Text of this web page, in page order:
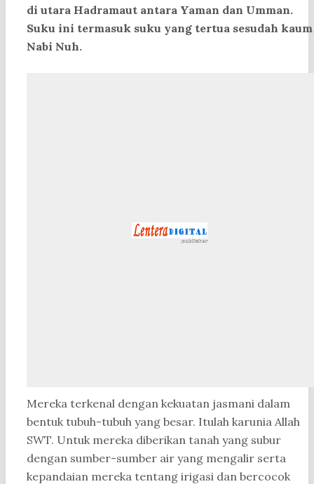
di utara Hadramaut antara Yaman dan Umman.
Suku ini termasuk suku yang tertua sesudah kaum
Nabi Nuh.
Mereka terkenal dengan kekuatan jasmani dalam
bentuk tubuh-tubuh yang besar. Itulah karunia Allah
SWT. Untuk mereka diberikan tanah yang subur
dengan sumber-sumber air yang mengalir serta
kepandaian mereka tentang irigasi dan bercocok